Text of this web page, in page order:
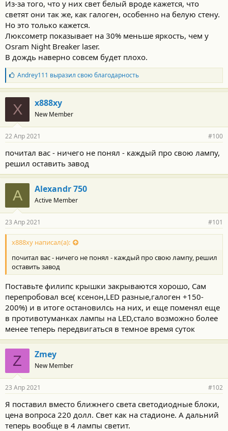
т
и
Из-за того, что у них свет белый вроде кажется, что
светят они так же, как галоген, особенно на белую стену.
Но это только кажется.
Люксометр показывает на 30% меньше яркость, чем у
Osram Night Breaker laser.
В дождь наверно совсем будет плохо.
Б
л
а
г
о
д
а
н
с
т
и
:
Andrey111 выразил свою благодарность
Х х888ху
New Member
22 Апр 2021 #100
почитал вас - ничего не понял - каждый про свою лампу,
решил оставить завод
A Alexandr 750
Active Member
23 Апр 2021 #101
х888ху написал(а):
почитал вас - ничего не понял - каждый про свою лампу, решил
оставить завод
Поставьте филипс крышки закрываются хорошо, Сам
перепробовал все( ксенон,LED разные,галоген +150-
200%) и в итоге остановилсь на них, и еще поменял еще
в противотуманках лампы на LED,стало возможно более
менее теперь передвигаться в темное время суток
Z Zmey
New Member
23 Апр 2021 #102
Я поставил вместо ближнего света светодиодные блоки,
цена вопроса 220 долл. Свет как на стадионе. А дальний
теперь вообще в 4 лампы светит.